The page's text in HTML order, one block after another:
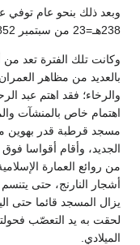
238هـ=23 من سبتمبر 852م) بعد حكم دام إحدى وثلاثين سنة.
وكانت تلك الفترة تعد من
بالعديد من مظاهر العمران
والرخاء؛ فقد اهتم عبد
اهتمام خاص بالمنشآت
مسجد قرطبة قدر بهوين
الجديد، وأقام أقواسا
من روائع العمارة
أشجار النارنج، حتى
يزال المسجد قائما حتى
لحقت به يد التعصّب
الميلادي.